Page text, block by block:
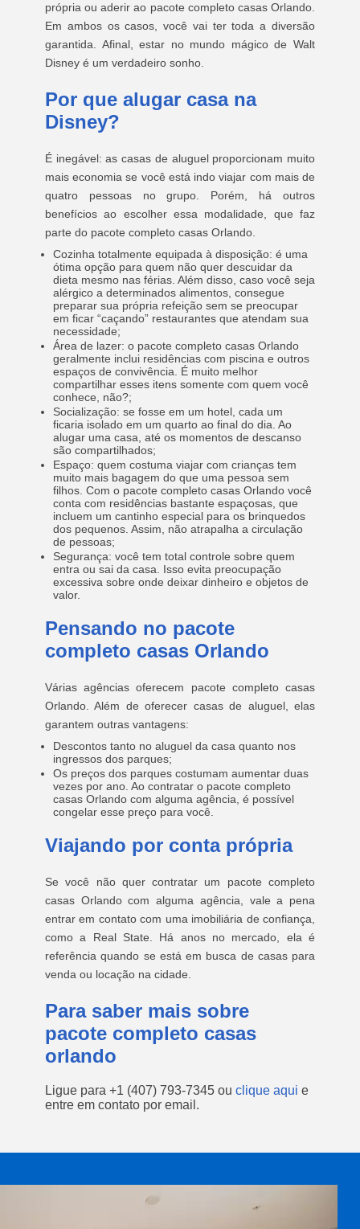
própria ou aderir ao pacote completo casas Orlando.
Em ambos os casos, você vai ter toda a diversão
garantida. Afinal, estar no mundo mágico de Walt
Disney é um verdadeiro sonho.
Por que alugar casa na
Disney?
É inegável: as casas de aluguel proporcionam muito
mais economia se você está indo viajar com mais de
quatro pessoas no grupo. Porém, há outros
benefícios ao escolher essa modalidade, que faz
parte do pacote completo casas Orlando.
Cozinha totalmente equipada à disposição: é uma
ótima opção para quem não quer descuidar da
dieta mesmo nas férias. Além disso, caso você seja
alérgico a determinados alimentos, consegue
preparar sua própria refeição sem se preocupar
em ficar “caçando” restaurantes que atendam sua
necessidade;
Área de lazer: o pacote completo casas Orlando
geralmente inclui residências com piscina e outros
espaços de convivência. É muito melhor
compartilhar esses itens somente com quem você
conhece, não?;
Socialização: se fosse em um hotel, cada um
ficaria isolado em um quarto ao final do dia. Ao
alugar uma casa, até os momentos de descanso
são compartilhados;
Espaço: quem costuma viajar com crianças tem
muito mais bagagem do que uma pessoa sem
filhos. Com o pacote completo casas Orlando você
conta com residências bastante espaçosas, que
incluem um cantinho especial para os brinquedos
dos pequenos. Assim, não atrapalha a circulação
de pessoas;
Segurança: você tem total controle sobre quem
entra ou sai da casa. Isso evita preocupação
excessiva sobre onde deixar dinheiro e objetos de
valor.
Pensando no pacote
completo casas Orlando
Várias agências oferecem pacote completo casas
Orlando. Além de oferecer casas de aluguel, elas
garantem outras vantagens:
Descontos tanto no aluguel da casa quanto nos
ingressos dos parques;
Os preços dos parques costumam aumentar duas
vezes por ano. Ao contratar o pacote completo
casas Orlando com alguma agência, é possível
congelar esse preço para você.
Viajando por conta própria
Se você não quer contratar um pacote completo
casas Orlando com alguma agência, vale a pena
entrar em contato com uma imobiliária de confiança,
como a Real State. Há anos no mercado, ela é
referência quando se está em busca de casas para
venda ou locação na cidade.
Para saber mais sobre
pacote completo casas
orlando
Ligue para +1 (407) 793-7345 ou clique aqui e
entre em contato por email.